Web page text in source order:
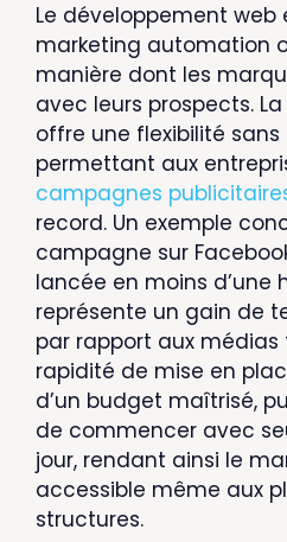
Le développement web
marketing automation
manière dont les
avec leurs prospects.
offre une flexibilité
permettant aux
campagnes
record. Un exemple
campagne sur
lancée en moins d’une
représente un gain de
par rapport aux
rapidité de mise en
d’un budget maîtrisé,
de commencer avec
jour, rendant ainsi le
accessible même aux
structures.